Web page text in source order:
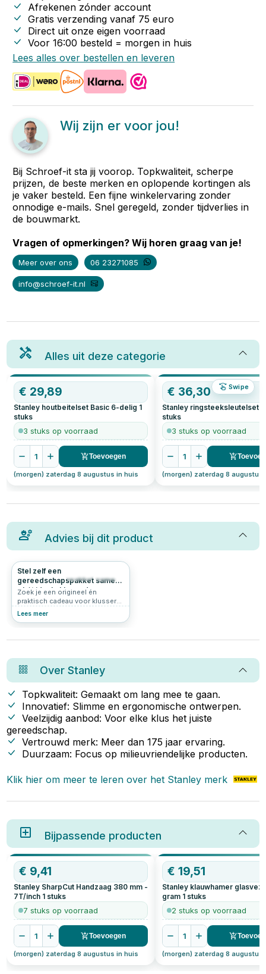
Afrekenen zónder account
Gratis verzending vanaf 75 euro
Direct uit onze eigen voorraad
Voor 16:00 besteld = morgen in huis
Lees alles over bestellen en leveren
Wij zijn er voor jou!
Bij Schroef-it sta jij voorop. Topkwaliteit, scherpe
prijzen, de beste merken en oplopende kortingen als
je vaker besteld. Een fijne winkelervaring zonder
onnodige e-mails. Snel geregeld, zonder tijdverlies in
de bouwmarkt.
Vragen of opmerkingen? Wij horen graag van je!
Meer over ons 06 23271085
info@schroef-it.nl
Alles uit deze categorie
Swipe
OP=OP
€ 29,89
Stanley houtbeitelset Basic 6-delig 1
stuks
3 stuks op voorraad
1 Toevoegen
(morgen) zaterdag 8 augustus in huis
OP=OP
€ 36,30
Stanley ringsteeksleutelset
stuks
3 stuks op voorraad
1
(morgen) zaterdag 8 augustus
Advies bij dit product
Stel zelf een
gereedschapspakket samen
– hét ideale klus cadeau
Zoek je een origineel én
praktisch cadeau voor klussers?
Bijvoorbeeld voor iemand die op
gereedschapspakket precies
wat je zoekt. Met deze complete
set geef je niet zomaar
gereedschap cadeau, maar een
vliegende start voor elke
beginnende klusser.
Lees meer
OverStanley
Topkwaliteit: Gemaakt om lang mee te gaan.
Innovatief: Slimme en ergonomische ontwerpen.
Veelzijdig aanbod: Voor elke klus het juiste
gereedschap.
Vertrouwd merk: Meer dan 175 jaar ervaring.
Duurzaam: Focus op milieuvriendelijke producten.
Klik hier om meer te leren over het Stanley merk
Bijpassende producten
€ 9,41
Stanley SharpCut Handzaag 380 mm -
7T/inch 1 stuks
7 stuks op voorraad
1 Toevoegen
(morgen) zaterdag 8 augustus in huis
€19,51
Stanley klauwhamer
gram 1 stuks
2 stuks op voorraad
1
(morgen) zaterdag 8 augustus